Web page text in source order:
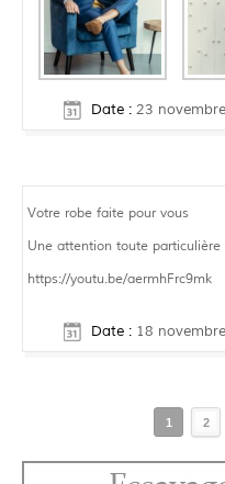
Date : 23
Votre robe faite pour vous
Une attention toute
https://youtu.be/aermhFrc9mk
Date : 18
1 2